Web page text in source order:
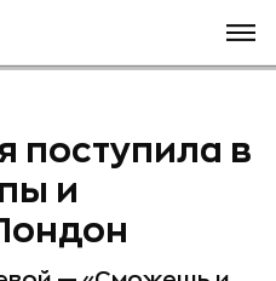
поступила в
и